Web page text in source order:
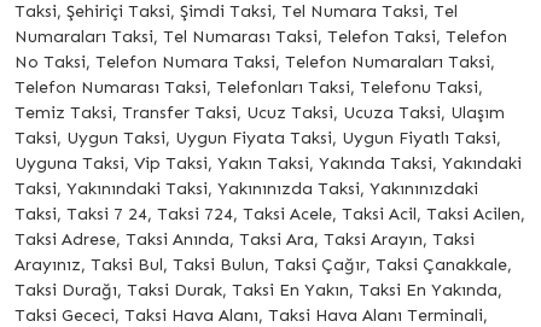
Taksi, Şehiriçi Taksi, Şimdi Taksi, Tel Numara Taksi, Tel
Numaraları Taksi, Tel Numarası Taksi, Telefon Taksi, Telefon
No Taksi, Telefon Numara Taksi, Telefon Numaraları Taksi,
Telefon Numarası Taksi, Telefonları Taksi, Telefonu Taksi,
Temiz Taksi, Transfer Taksi, Ucuz Taksi, Ucuza Taksi, Ulaşım
Taksi, Uygun Taksi, Uygun Fiyata Taksi, Uygun Fiyatlı Taksi,
Uyguna Taksi, Vip Taksi, Yakın Taksi, Yakında Taksi, Yakındaki
Taksi, Yakınındaki Taksi, Yakınınızda Taksi, Yakınınızdaki
Taksi, Taksi 7 24, Taksi 724, Taksi Acele, Taksi Acil, Taksi Acilen,
Taksi Adrese, Taksi Anında, Taksi Ara, Taksi Arayın, Taksi
Arayınız, Taksi Bul, Taksi Bulun, Taksi Çağır, Taksi Çanakkale,
Taksi Durağı, Taksi Durak, Taksi En Yakın, Taksi En Yakında,
Taksi Gececi, Taksi Hava Alanı, Taksi Hava Alanı Terminali,